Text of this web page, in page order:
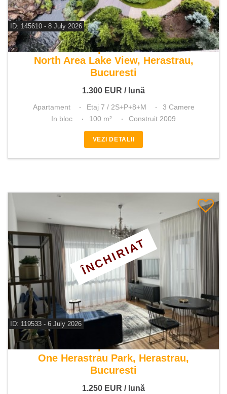
ID: 145610 - 8 July 2026
De inchiriat apartament 3 camere
North Area Lake View, Herastrau,
Bucuresti
1.300 EUR / lună
Apartament Etaj 7 / 2S+P+8+M
3 Camere
In bloc
100 m² Construit 2009
VEZI DETALII
ID: 119533 - 6 July 2026
De inchiriat apartament 2 camere
One Herastrau Park, Herastrau,
Bucuresti
1.250 EUR / lună
ÎNCHIRIAT